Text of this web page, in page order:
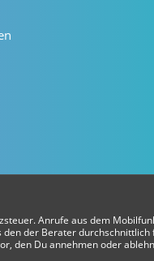
Anrufe aus dem
der Berater
den Du annehmen oder